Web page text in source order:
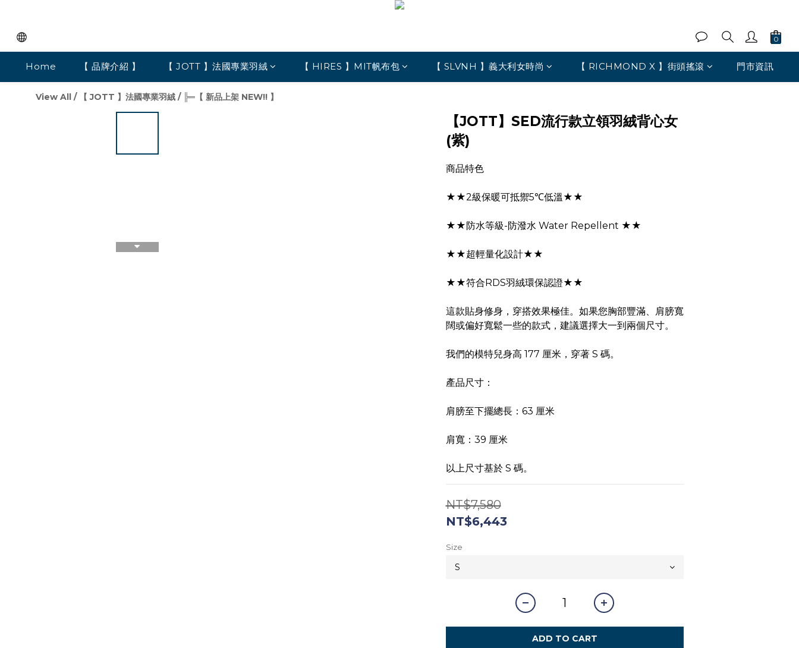
Home 【 品牌介紹 】 【 JOTT 】法國專業羽絨 【 HIRES 】MIT帆布包 【 SLVNH 】義大利女時尚 【 RICHMOND X 】街頭搖滾 門市資訊
View All / 【 JOTT 】法國專業羽絨 / ╠═【 新品上架 NEW!! 】
【JOTT】SED流行款立領羽絨背心女
(紫)
商品特色
★★2級保暖可抵禦5℃低溫★★
★★防水等級-防潑水 Water Repellent ★★
★★超輕量化設計★★
★★符合RDS羽絨環保認證★★
這款貼身修身，穿搭效果極佳。如果您胸部豐滿、肩膀寬
闊或偏好寬鬆一些的款式，建議選擇大一到兩個尺寸。
我們的模特兒身高 177 厘米，穿著 S 碼。
產品尺寸：
肩膀至下擺總長：63 厘米
肩寬：39 厘米
以上尺寸基於 S 碼。
NT$7,580
NT$6,443
Size
ADD TO CART